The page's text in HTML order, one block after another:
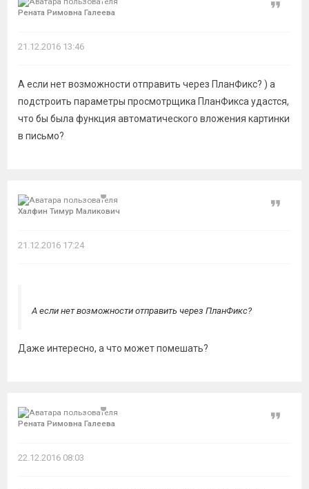
Рената Римовна Галеева
Цитата
21.12.2016 13:46
А если нет возможности отправить через ПланФикс? ) а
подстроить параметры просмотрщика ПланФикса удастся,
что бы была функция автоматического вложения картинки
в письмо?
Халфин Тимур Маликович
Цитата
21.12.2016 17:24
А если нет возможности отправить через ПланФикс?
Даже интересно, а что может помешать?
Рената Римовна Галеева
Цитата
22.12.2016 08:03